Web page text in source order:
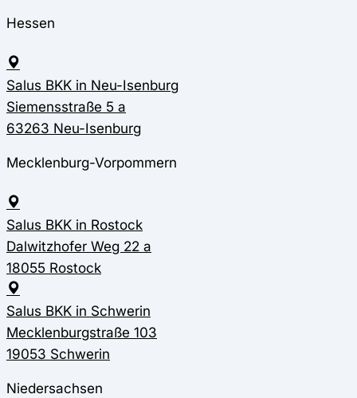
Hessen
Salus BKK in Neu-Isenburg
Siemensstraße 5 a
63263 Neu-Isenburg
Mecklenburg-Vorpommern
Salus BKK in Rostock
Dalwitzhofer Weg 22 a
18055 Rostock
Salus BKK in Schwerin
Mecklenburgstraße 103
19053 Schwerin
Niedersachsen